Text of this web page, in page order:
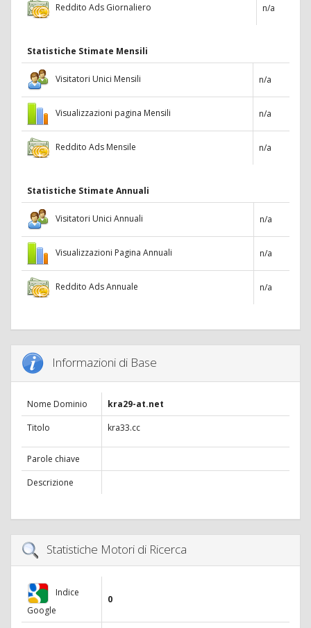
Reddito Ads Giornaliero n/a
Statistiche Stimate Mensili
Visitatori Unici Mensili n/a
Visualizzazioni pagina Mensili n/a
Reddito Ads Mensile n/a
Statistiche Stimate Annuali
Visitatori Unici Annuali n/a
Visualizzazioni Pagina Annuali n/a
Reddito Ads Annuale n/a
Informazioni di Base
Nome Dominio
kra29-at.net
Titolo
kra33.cc
Parole chiave
Descrizione
Statistiche Motori di Ricerca
Indice
Google
0